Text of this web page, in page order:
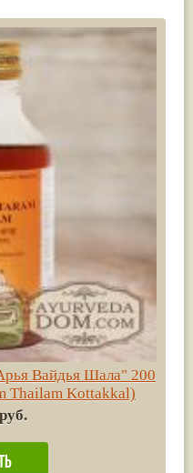
Вайдья Шала" 200
Thailam Kottakkal)